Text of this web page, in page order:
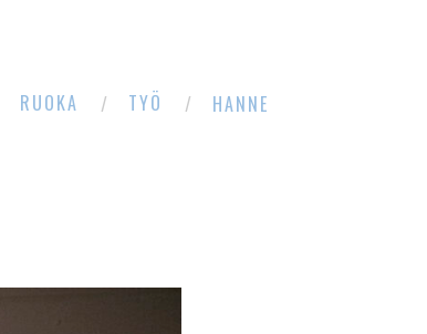
RUOKA TYÖ HANNE